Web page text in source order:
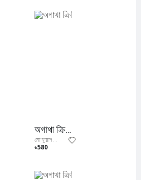
অগাথা ক্রিস্টি সমগ্র ৫
মো ফুয়াদ আল ফিদা
৳580